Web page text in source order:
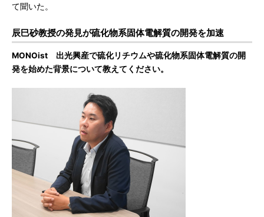
て聞いた。
辰巳砂教授の発見が硫化物系固体電解質の開発を加速
MONOist 出光興産で硫化リチウムや硫化物系固体電解質の開
発を始めた背景について教えてください。